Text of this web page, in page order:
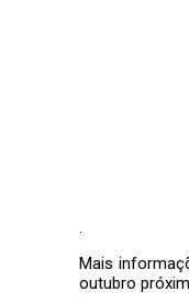
.
Mais
outubro